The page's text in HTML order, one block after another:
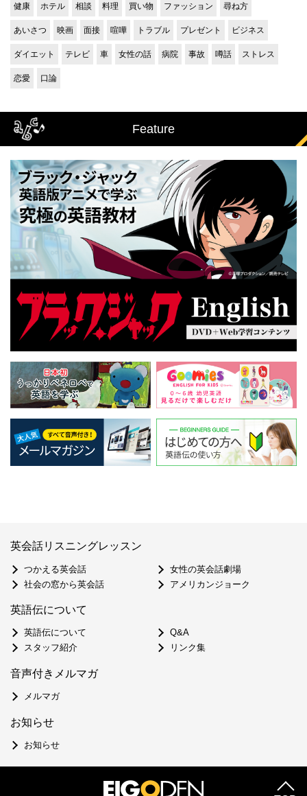
健康 ホテル 相談 料理 買い物 ファッション 尋ね方
あいさつ 映画 面接 喧嘩 トラブル プレゼント ビジネス
ダイエット テレビ 車 女性の話 病院 事故 噂話 ストレス
恋愛 口論
Feature
英会話リスニングレッスン
つかえる英会話
女性の英会話劇場
社会の窓から英会話
アメリカンジョーク
英語伝について
英語伝について
Q&A
スタッフ紹介
リンク集
音声付きメルマガ
メルマガ
お知らせ
お知らせ